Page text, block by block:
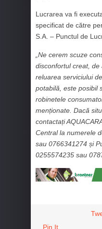
Lucrarea va fi
specificat de către
S.A. – Punctul de
„Ne cerem scuze
disconfortul creat, de
reluarea serviciului
potabilă, este posibil
robinetele
menționate. Dacă
contactați
Central la numerele
sau 0766341274 și
0255574235 sau
Pin It